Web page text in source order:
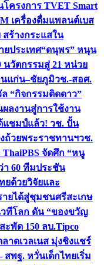
ครงการ TVET Smart
เครื่องดื่มแพลนต์เบส
ร้างกระแสใน
ยประเทศ“ดนุพร” หนุน
นวัตกรรมสู่ 21 หน่วย
นแก่น–ชัยภูมิวช.-สอศ.
“กิจกรรมติดดาว”
ผลงานสู่การใช้งาน
แชมป์แล้ว! วช. ปั้น
ถ้วยพระราชทานฯวช.
จัดศึก “หนู
า 60 ทีมประชัน
ด้วยวิจัยและ
ยได้สู่ชุมชนศรีสะเกษ
วทีโลก ดัน “ของขวัญ
พัด 150 ลบ.Tipco
าดเวลเนส มุ่งชิงแชร์
พฐ. หวั่นเด็กไทยเริ่ม